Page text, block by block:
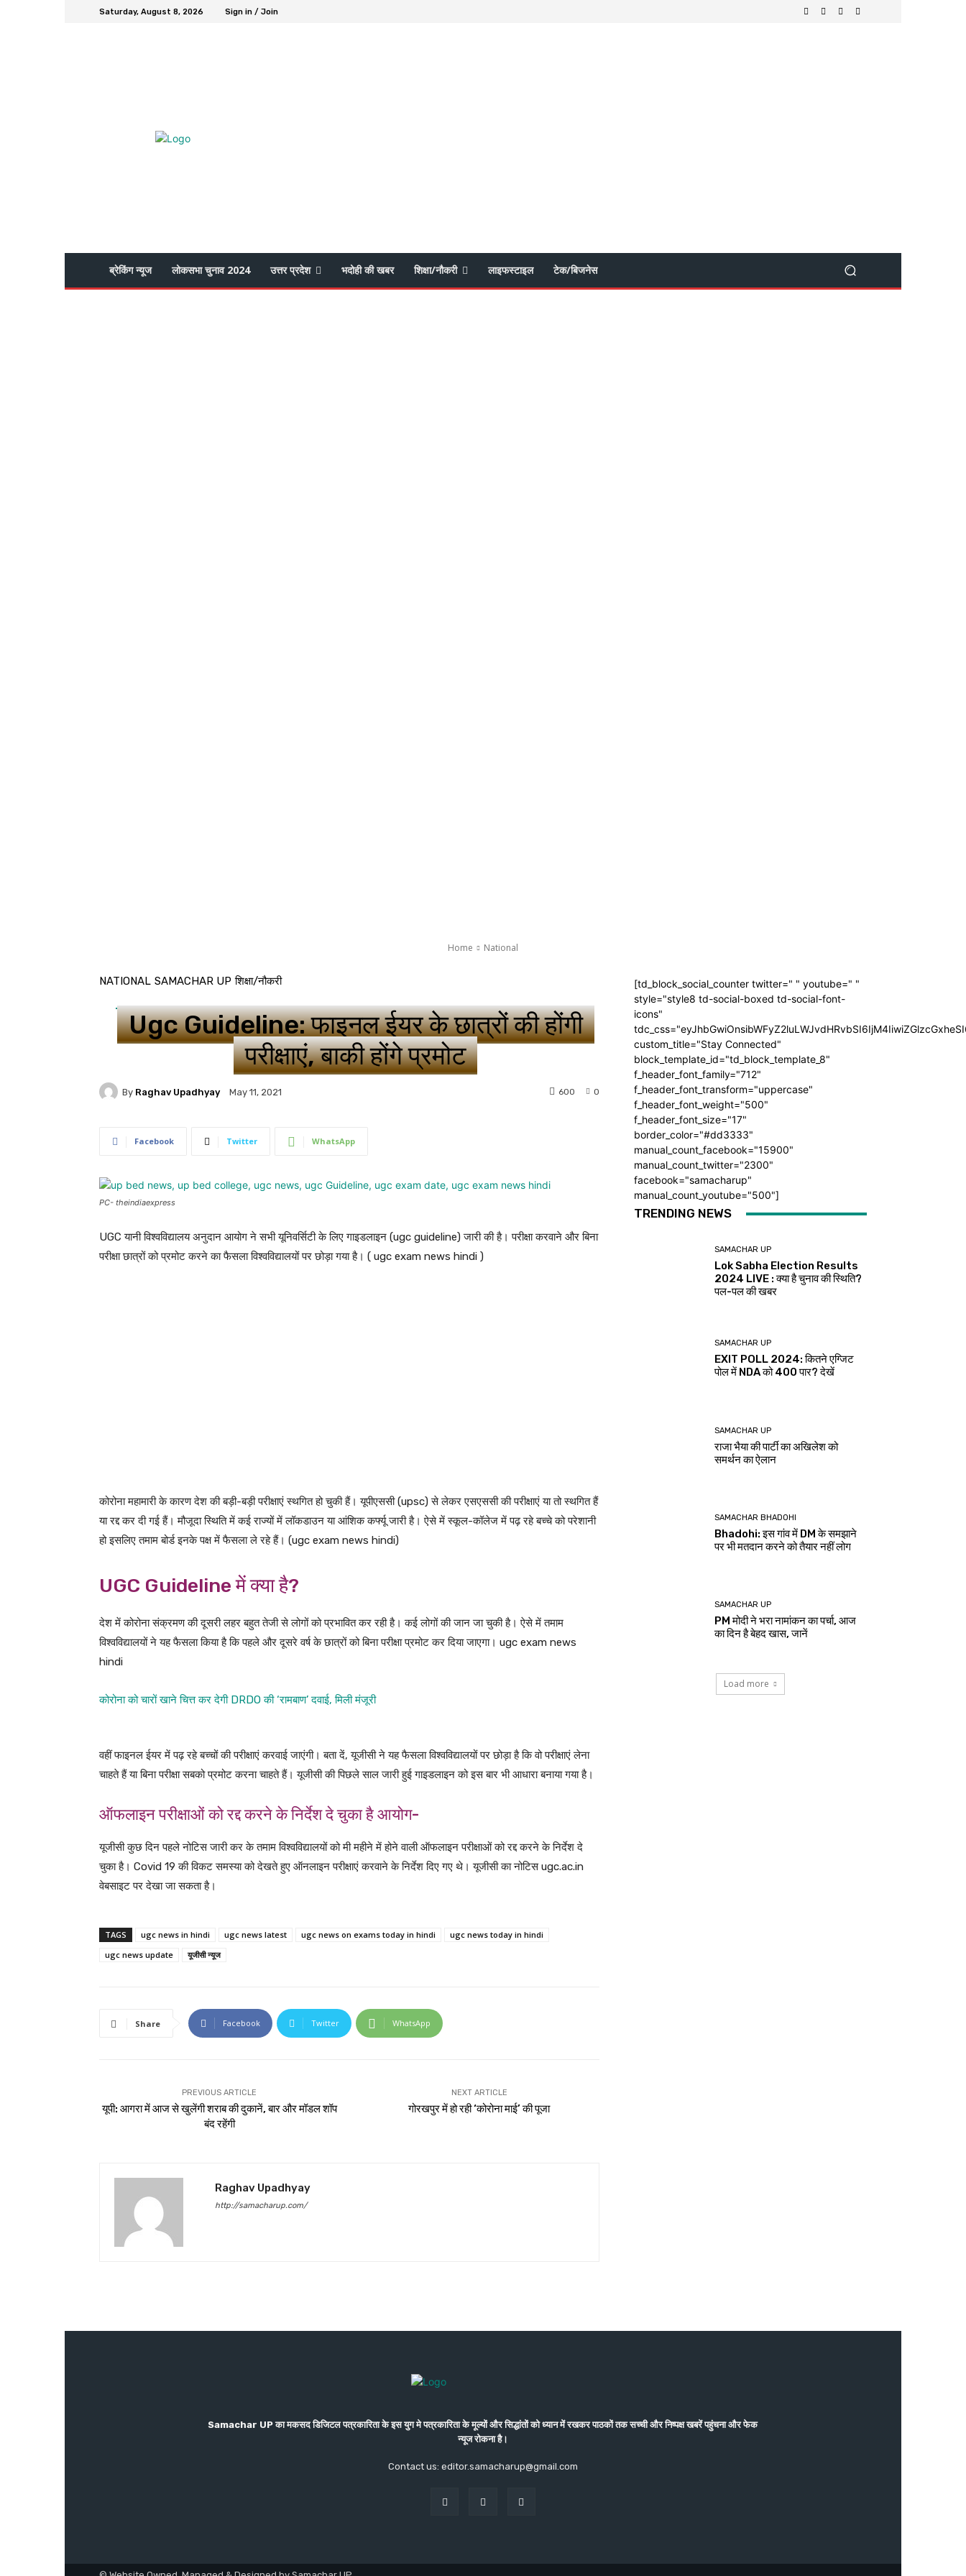
Saturday, August 8, 2026 Sign in / Join
ब्रेकिंग न्यूज लोकसभा चुनाव 2024 उत्तर प्रदेश भदोही की खबर शिक्षा/नौकरी लाइफस्टाइल टेक/बिजनेस
Home National
NATIONAL SAMACHAR UP शिक्षा/नौकरी
Ugc Guideline: फाइनल ईयर के छात्रों की होंगी
परीक्षाएं, बाकी होंगे प्रमोट
By Raghav Upadhyay May 11, 2021 0
600
Facebook Twitter WhatsApp
PC- theindiaexpress
UGC यानी विश्वविद्यालय अनुदान आयोग ने सभी यूनिवर्सिटी के लिए गाइडलाइन (ugc guideline) जारी की है। परीक्षा करवाने और बिना
परीक्षा छात्रों को प्रमोट करने का फैसला विश्वविद्यालयों पर छोड़ा गया है। ( ugc exam news hindi )
कोरोना महामारी के कारण देश की बड़ी-बड़ी परीक्षाएं स्थगित हो चुकी हैं। यूपीएससी (upsc) से लेकर एसएससी की परीक्षाएं या तो स्थगित हैं
या रद्द कर दी गई हैं। मौजूदा स्थिति में कई राज्यों में लॉकडाउन या आंशिक कर्फ्यू जारी है। ऐसे में स्कूल-कॉलेज में पढ़ रहे बच्चे को परेशानी
हो इसलिए तमाम बोर्ड इनके पक्ष में फैसला ले रहे हैं। (ugc exam news hindi)
UGC Guideline में क्या है?
देश में कोरोना संक्रमण की दूसरी लहर बहुत तेजी से लोगों को प्रभावित कर रही है। कई लोगों की जान जा चुकी है। ऐसे में तमाम
विश्वविद्यालयों ने यह फैसला किया है कि पहले और दूसरे वर्ष के छात्रों को बिना परीक्षा प्रमोट कर दिया जाएगा। ugc exam news
hindi
कोरोना को चारों खाने चित्त कर देगी DRDO की ‘रामबाण’ दवाई, मिली मंजूरी
वहीं फाइनल ईयर में पढ़ रहे बच्चों की परीक्षाएं करवाई जाएंगी। बता दें, यूजीसी ने यह फैसला विश्वविद्यालयों पर छोड़ा है कि वो परीक्षाएं लेना
चाहते हैं या बिना परीक्षा सबको प्रमोट करना चाहते हैं। यूजीसी की पिछले साल जारी हुई गाइडलाइन को इस बार भी आधारा बनाया गया है।
ऑफलाइन परीक्षाओं को रद्द करने के निर्देश दे चुका है आयोग-
यूजीसी कुछ दिन पहले नोटिस जारी कर के तमाम विश्वविद्यालयों को मी महीने में होने वाली ऑफलाइन परीक्षाओं को रद्द करने के निर्देश दे
चुका है। Covid 19 की विकट समस्या को देखते हुए ऑनलाइन परीक्षाएं करवाने के निर्देश दिए गए थे। यूजीसी का नोटिस ugc.ac.in
वेबसाइट पर देखा जा सकता है।
TAGS ugc news in hindi ugc news latest ugc news on exams today in hindi
ugc news today in hindi
ugc news update
यूजीसी न्यूज
Share Facebook Twitter WhatsApp
PREVIOUS ARTICLE
यूपी: आगरा में आज से खुलेंगी शराब की दुकानें, बार और मॉडल शॉप
बंद रहेंगी
NEXT ARTICLE
गोरखपुर में हो रही ‘कोरोना माई’ की पूजा
Raghav Upadhyay
http://samacharup.com/
[td_block_social_counter twitter=" " youtube=" "
style="style8 td-social-boxed td-social-font-
icons"
custom_title="Stay Connected"
block_template_id="td_block_template_8"
f_header_font_family="712"
f_header_font_transform="uppercase"
f_header_font_weight="500"
f_header_font_size="17"
border_color="#dd3333"
manual_count_facebook="15900"
manual_count_twitter="2300"
facebook="samacharup"
manual_count_youtube="500"]
TRENDING NEWS
SAMACHAR UP
Lok Sabha Election Results
2024 LIVE : क्या है चुनाव की स्थिति?
पल-पल की खबर
SAMACHAR UP
EXIT POLL 2024: कितने एग्जिट
पोल में NDA को 400 पार? देखें
SAMACHAR UP
राजा भैया की पार्टी का अखिलेश को
समर्थन का ऐलान
SAMACHAR BHADOHI
Bhadohi: इस गांव में DM के समझाने
पर भी मतदान करने को तैयार नहीं लोग
SAMACHAR UP
PM मोदी ने भरा नामांकन का पर्चा, आज
का दिन है बेहद खास, जानें
Load more
Samachar UP का मकसद डिजिटल पत्रकारिता के इस युग मे पत्रकारिता के मूल्यों और सिद्धांतों को ध्यान में रखकर पाठकों तक सच्ची और निष्पक्ष खबरें पहुंचना और फेक
न्यूज रोकना है।
Contact us: editor.samacharup@gmail.com